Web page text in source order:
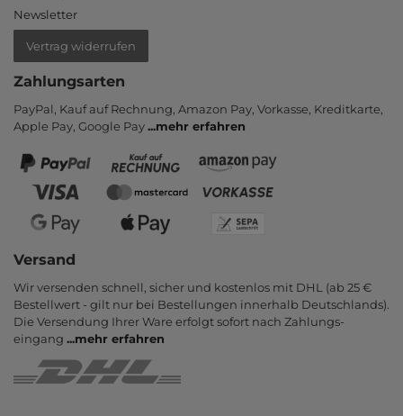
Newsletter
Vertrag widerrufen
Zahlungsarten
PayPal, Kauf auf Rechnung, Amazon Pay, Vor­kasse, Kredit­karte,
Apple Pay, Google Pay...mehr erfahren
Versand
Wir versenden schnell, sicher und kostenlos mit DHL (ab 25 €
Bestell­wert - gilt nur bei Bestel­lungen inner­halb Deutsch­lands).
Die Ver­sendung Ihrer Ware er­folgt sofort nach Zahlungs­
eingang ...mehr erfahren